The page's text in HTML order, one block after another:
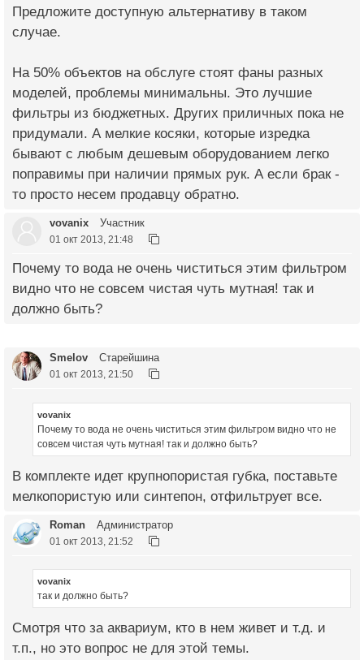
Предложите доступную альтернативу в таком
случае.
На 50% объектов на обслуге стоят фаны разных
моделей, проблемы минимальны. Это лучшие
фильтры из бюджетных. Других приличных пока не
придумали. А мелкие косяки, которые изредка
бывают с любым дешевым оборудованием легко
поправимы при наличии прямых рук. А если брак -
то просто несем продавцу обратно.
vovanix Участник
01 окт 2013, 21:48
Почему то вода не очень чиститься этим фильтром
видно что не совсем чистая чуть мутная! так и
должно быть?
Smelov Старейшина
01 окт 2013, 21:50
vovanix
Почему то вода не очень чиститься этим фильтром видно что не
совсем чистая чуть мутная! так и должно быть?
В комплекте идет крупнопористая губка, поставьте
мелкопористую или синтепон, отфильтрует все.
Roman Администратор
01 окт 2013, 21:52
vovanix
так и должно быть?
Смотря что за аквариум, кто в нем живет и т.д. и
т.п., но это вопрос не для этой темы.